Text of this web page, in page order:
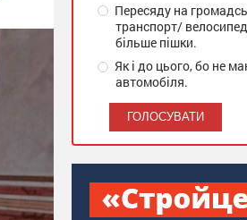
Пересяду на
транспорт/
більше пішки.
Як і до цього, бо не
автомобіля.